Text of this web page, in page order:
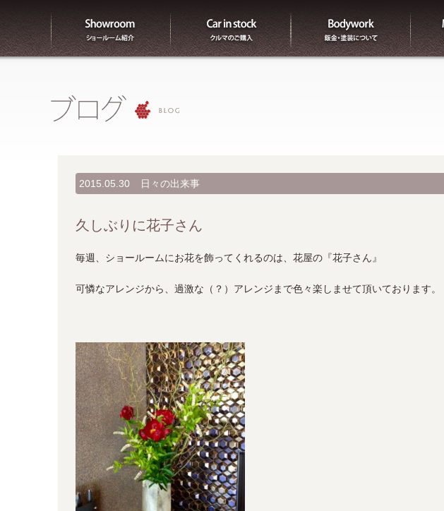
ショールーム紹介 販売 板金
2015.05.30 日々の出来事
久しぶりに花子さん
毎週、ショールームにお花を飾ってくれるのは、花屋の『花子さん』
可憐なアレンジから、過激な（？）アレンジまで色々楽しませて頂いております。